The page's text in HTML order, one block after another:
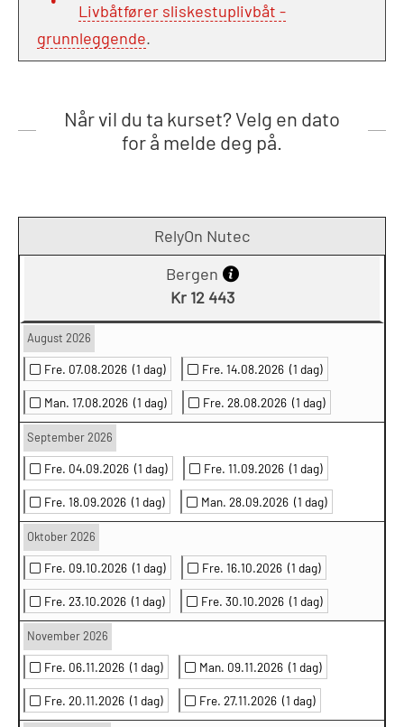
Livbåtfører sliskestuplivbåt -
grunnleggende.
Når vil du ta kurset? Velg en dato
for å melde deg på.
RelyOn Nutec
Bergen
Kr 12 443
August 2026
Fre. 07.08.2026 (1 dag) Fre. 14.08.2026 (1 dag)
Man. 17.08.2026 (1 dag) Fre. 28.08.2026 (1 dag)
September 2026
Fre. 04.09.2026 (1 dag) Fre. 11.09.2026 (1 dag)
Fre. 18.09.2026 (1 dag) Man. 28.09.2026 (1 dag)
Oktober 2026
Fre. 09.10.2026 (1 dag) Fre. 16.10.2026 (1 dag)
Fre. 23.10.2026 (1 dag) Fre. 30.10.2026 (1 dag)
November 2026
Fre. 06.11.2026 (1 dag) Man. 09.11.2026 (1 dag)
Fre. 20.11.2026 (1 dag) Fre. 27.11.2026 (1 dag)